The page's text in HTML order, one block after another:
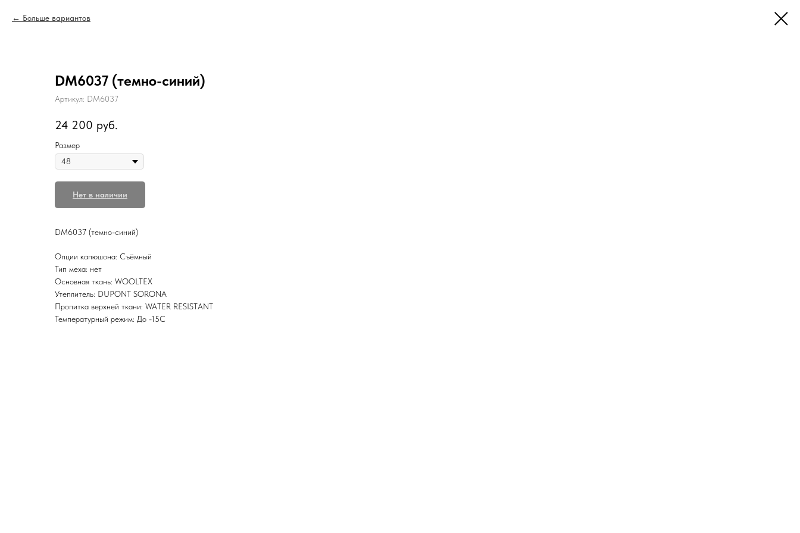
Больше вариантов
DM6037 (темно-синий)
Артикул: DM6037
24 200 руб.
Размер
Нет в наличии
DM6037 (темно-синий)
Опции капюшона: Съёмный
Тип меха: нет
Основная ткань: WOOLTEX
Утеплитель: DUPONT SORONA
Пропитка верхней ткани: WATER RESISTANT
Температурный режим: До -15С